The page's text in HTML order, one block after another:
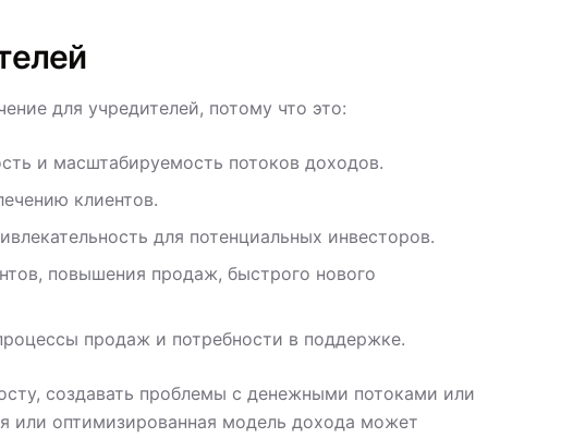
для учредителей, потому что это:
и масштабируемость потоков доходов.
клиентов.
для потенциальных инвесторов.
повышения продаж, быстрого нового
продаж и потребности в поддержке.
создавать проблемы с денежными потоками или
или оптимизированная модель дохода может